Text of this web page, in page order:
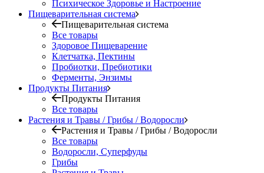
Психическое Здоровье и Настроение
Пищеварительная система
Пищеварительная система
Все товары
Здоровое Пищеварение
Клетчатка, Пектины
Пробиотки, Пребиотики
Ферменты, Энзимы
Продукты Питания
Продукты Питания
Все товары
Растения и Травы / Грибы / Водоросли
Растения и Травы / Грибы / Водоросли
Все товары
Водоросли, Суперфуды
Грибы